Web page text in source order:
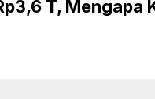
T, Mengapa